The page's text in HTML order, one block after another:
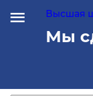
Высшая
Мы